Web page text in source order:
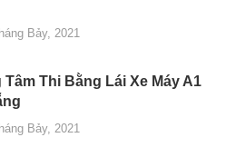
Bảy, 2021
Tâm Thi Bằng Lái Xe Máy A1
Bảy, 2021